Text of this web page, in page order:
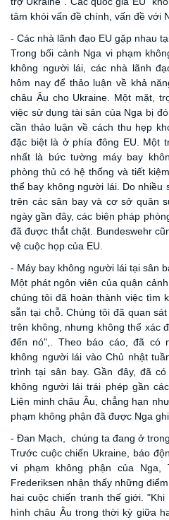
tâm khỏi vấn đề chính, vấn đề với
- Các nhà lãnh đạo EU gặp nhau
Trong bối cảnh Nga vi phạm
không người lái, các nhà lãnh
hôm nay để thảo luận về khả
châu Âu cho Ukraine. Một mặt,
việc sử dụng tài sản của Nga bị
cần thảo luận về cách thu hẹp
đặc biệt là ở phía đông EU. Một
nhất là bức tường máy bay
phòng thủ có hệ thống và tiết
thể bay không người lái. Do nhiều
trên các sân bay và cơ sở quân
ngày gần đây, các biện pháp
đã được thắt chặt. Bundeswehr
vệ cuộc họp của EU.
- Máy bay không người lái tại sân
Một phát ngôn viên của quận
chúng tôi đã hoàn thành việc tìm
sẵn tại chỗ. Chúng tôi đã quan
trên không, nhưng không thể xác
đến nó",. Theo báo cáo, đã có
không người lái vào Chủ nhật
trình tại sân bay. Gần đây, đã
không người lái trái phép gần
Liên minh châu Âu, chẳng hạn
phạm không phận đã được Nga ghi
- Đan Mạch, chúng ta đang ở
Trước cuộc chiến Ukraine, báo
vi phạm không phận của Nga,
Frederiksen nhận thấy những
hai cuộc chiến tranh thế giới.
hình châu Âu trong thời kỳ giữa